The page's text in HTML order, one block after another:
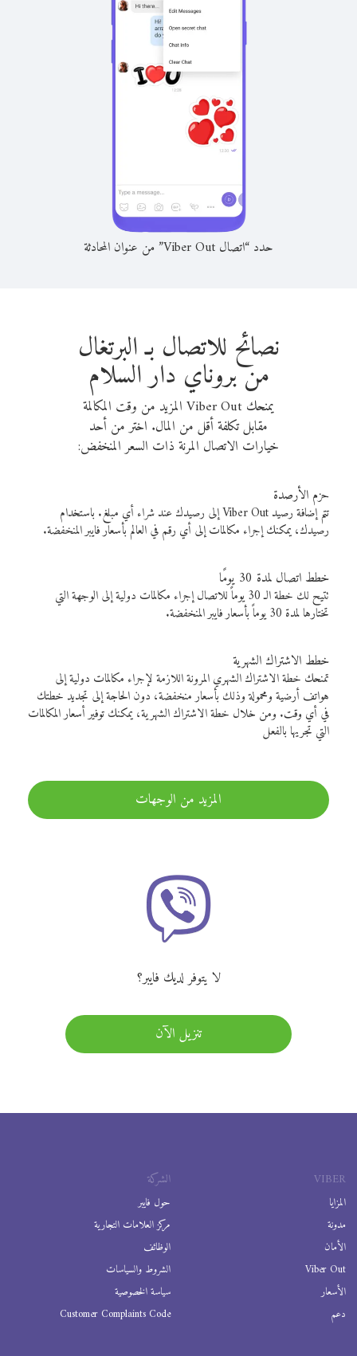
حدد “اتصال Viber Out” من عنوان المحادثة
نصائح للاتصال بـ البرتغال
من بروناي دار السلام
يمنحك Viber Out المزيد من وقت المكالمة
مقابل تكلفة أقل من المال. اختر من أحد
خيارات الاتصال المرنة ذات السعر المنخفض:
حزم الأرصدة
تتم إضافة رصيد Viber Out إلى رصيدك عند شراء أي مبلغ. باستخدام
رصيدك، يمكنك إجراء مكالمات إلى أي رقم في العالم بأسعار فايبر المنخفضة.
خطط اتصال لمدة 30 يومًا
تتيح لك خطة الـ 30 يوماً للاتصال إجراء مكالمات دولية إلى الوجهة التي
تختارها لمدة 30 يوماً بأسعار فايبر المنخفضة.
خطط الاشتراك الشهرية
تمنحك خطة الاشتراك الشهري المرونة اللازمة لإجراء مكالمات دولية إلى
هواتف أرضية ومحمولة وذلك بأسعار منخفضة، دون الحاجة إلى تجديد خطتك
في أي وقت. ومن خلال خطة الاشتراك الشهرية، يمكنك توفير أسعار المكالمات
التي تجريها بالفعل
المزيد من الوجهات
لا يتوفر لديك فايبر؟
تنزيل الآن
VIBER
المزايا
مدونة
الأمان
Viber Out
الأسعار
دعم
الشركة
حول فايبر
مركز العلامات التجارية
الوظائف
الشروط والسياسات
سياسة الخصوصية
Customer Complaints Code